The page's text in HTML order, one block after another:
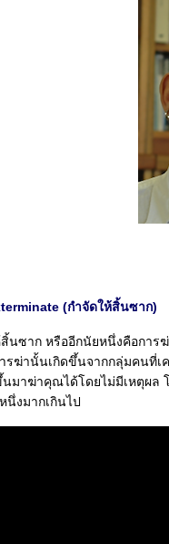
(กำจัดให้สิ้นซาก)
นซาก หรืออีกนัยหนึ่งคือการ
ฆ่านั้นเกิดขึ้นจากกลุ่มคนที่เ
มาฆ่าคุณได้โดยไม่มีเหตุผล
งมากเกินไป